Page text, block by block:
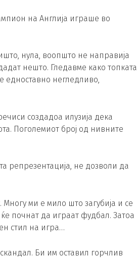
на Англија играше во
нула, воопшто не направија
нешто. Гледавме како топката
едноставно негледливо,
создадоа илузија дека
Поголемиот број од нивните
репрезентација, не дозволи да
ми е мило што загубија и се
почнат да играат фудбал. Затоа
стил на игра…
Би им оставил горчлив